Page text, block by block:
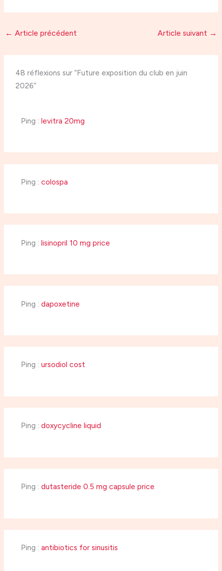
← Article précédent Article suivant →
48 réflexions sur “Future exposition du club en juin
2026”
Ping : levitra 20mg
Ping : colospa
Ping : lisinopril 10 mg price
Ping : dapoxetine
Ping : ursodiol cost
Ping : doxycycline liquid
Ping : dutasteride 0.5 mg capsule price
Ping : antibiotics for sinusitis